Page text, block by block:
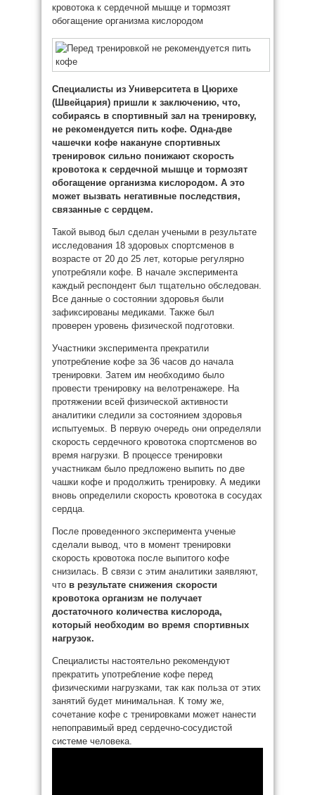
кровотока к сердечной мышце и тормозят
обогащение организма кислородом
Специалисты из Университета в Цюрихе
(Швейцария) пришли к заключению, что,
собираясь в спортивный зал на тренировку,
не рекомендуется пить кофе. Одна-две
чашечки кофе накануне спортивных
тренировок сильно понижают скорость
кровотока к сердечной мышце и тормозят
обогащение организма кислородом. А это
может вызвать негативные последствия,
связанные с сердцем.
Такой вывод был сделан учеными в результате
исследования 18 здоровых спортсменов в
возрасте от 20 до 25 лет, которые регулярно
употребляли кофе. В начале эксперимента
каждый респондент был тщательно обследован.
Все данные о состоянии здоровья были
зафиксированы медиками. Также был
проверен уровень физической подготовки.
Участники эксперимента прекратили
употребление кофе за 36 часов до начала
тренировки. Затем им необходимо было
провести тренировку на велотренажере. На
протяжении всей физической активности
аналитики следили за состоянием здоровья
испытуемых. В первую очередь они определяли
скорость сердечного кровотока спортсменов во
время нагрузки. В процессе тренировки
участникам было предложено выпить по две
чашки кофе и продолжить тренировку. А медики
вновь определили скорость кровотока в сосудах
сердца.
После проведенного эксперимента ученые
сделали вывод, что в момент тренировки
скорость кровотока после выпитого кофе
снизилась. В связи с этим аналитики заявляют,
что в результате снижения скорости
кровотокаорганизм не получает
достаточного количества кислорода,
который необходим во время спортивных
нагрузок.
Специалисты настоятельно рекомендуют
прекратить употребление кофе перед
физическими нагрузками, так как польза от этих
занятий будет минимальная. К тому же,
сочетание кофе с тренировками может нанести
непоправимый вред сердечно-сосудистой
системе человека.